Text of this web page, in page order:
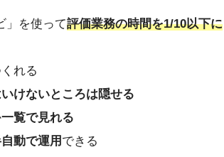
」を使って評価業務の時間を1/10以下に
れる
けないところは隠せる
一覧で見れる
動で運用 できる